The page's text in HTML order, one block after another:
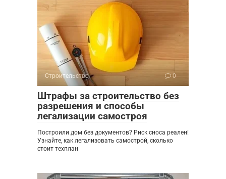
Строительство 0
Штрафы за строительство без
разрешения и способы
легализации самостроя
Построили дом без документов? Риск сноса реален!
Узнайте, как легализовать самострой, сколько
стоит техплан